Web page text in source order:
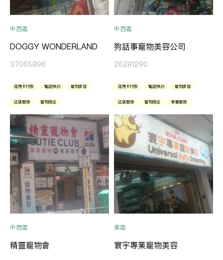
中西區
DOGGY WONDERLAND
37065896
信用卡付款 電話預約 寵物美容
送貨服務 寵物接送
中西區
狗話事寵物美容公司
26281290
信用卡付款 電話預約 寵物美容
送貨服務 寵物接送 寄養服務
中西區
精靈寵物會
東區
寰宇專業寵物美容